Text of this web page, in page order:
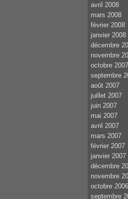
avril 2008
mars 2008
février 2008
janvier 2008
décembre
novembre
octobre 2007
septembre
août 2007
juillet 2007
juin 2007
mai 2007
avril 2007
mars 2007
février 2007
janvier 2007
décembre
novembre
octobre 2006
septembre